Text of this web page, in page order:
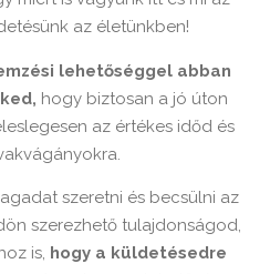
az életünkben!
lehetőséggel abban
hogy biztosan a jó úton
az értékes időd és
szeretni és becsülni az
szerezhető tulajdonságod,
is, hogy a küldetésedre